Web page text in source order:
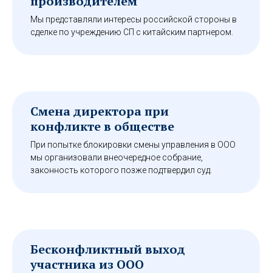
Мы представляли интересы российской стороны в
сделке по учреждению СП с китайским партнером.
Смена директора при
конфликте в обществе
При попытке блокировки смены управления в ООО
мы организовали внеочередное собрание,
законность которого позже подтвердил суд.
Бесконфликтный выход
участника из ООО